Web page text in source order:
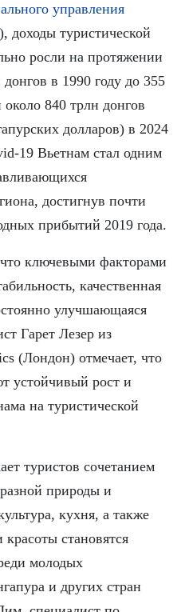
управления
доходы туристической
росли на протяжении
в 1990 году до 355
840 трлн донгов
долларов) в 2024
19 Вьетнам стал одним
достигнув почти
прибытий 2019 года.
ключевыми факторами
качественная
улучшающаяся
Гарет Лезер из
(Лондон) отмечает, что
устойчивый рост и
на туристической
туристов сочетанием
природы и
кухня, а также
красоты становятся
молодых
и других стран